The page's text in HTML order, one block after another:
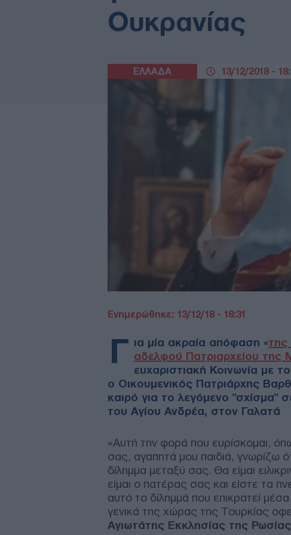
Ουκρανίας
ΕΛΛΑΔΑ 13/12/2018 -
Ενημερώθηκε: 13/12/18 - 18:31
Γ ια μία ακραία απόφαση «της
αδελφού Πατριαρχείου της
ευχαριστιακή Κοινωνία με
ο Οικουμενικός Πατριάρχης
καιρό για το λεγόμενο "σχίσμα"
του Αγίου Ανδρέα, στον Γαλατά
«Αυτή την φορά που ευρίσκομαι,
σας, αγαπητά μου παιδιά, γνωρίζω
δίλημμα μεταξύ σας. Θα είμαι
είμαι ο πατέρας σας και είστε τα
αυτό το δίλημμά που επικρατεί
γενικά της χώρας της Τουρκίας
Αγιωτάτης Εκκλησίας της